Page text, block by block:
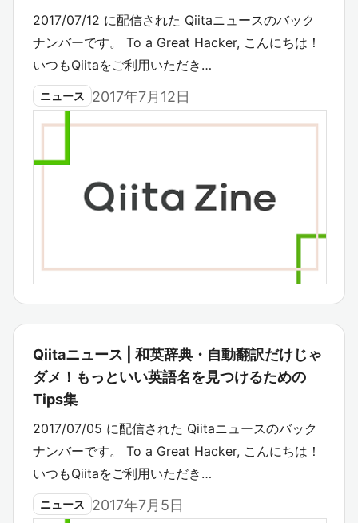
2017/07/12 に配信された Qiitaニュースのバック
ナンバーです。 To a Great Hacker, こんにちは！
いつもQiitaをご利用いただき…
ニュース 2017年7月12日
Qiitaニュース | 和英辞典・自動翻訳だけじゃ
ダメ！もっといい英語名を見つけるための
Tips集
2017/07/05 に配信された Qiitaニュースのバック
ナンバーです。 To a Great Hacker, こんにちは！
いつもQiitaをご利用いただき…
ニュース 2017年7月5日